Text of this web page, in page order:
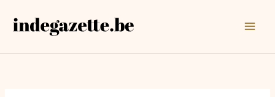
naar